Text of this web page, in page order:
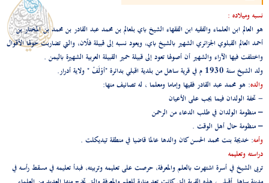
نسبه وميلاده :
هو العالم ابن العلماء والفقيه ابن الفقهاء الشيخ باي بلعالم بن محمد عبد القادر بن محمد بن المختار بن
أحمد العالم القبلوي الجزائري الشهير بالشيخ باي، ويعود نسبه إلى قبيلة فلّان، والتي تضاربت حولها الأقوال
واختلفت فيها الآراء والشهير أن أصولها تعود إلى قبيلة حمير القبيلة العربية الشهيرة باليمن .
ولد الشيخ سنة 1930 م في قرية ساهل من بلدية اقبلي بدائرة "أوْلَفْ " ولاية أدرار.
والده: هو محمد عبد القادر فقيها وإماما ومعلما ، له تصانيف منها:
- تحفة الولدان فيما يجب على الأعيان
– منظومة الولدان في طلب الدعاء من الرحمن
– منظومة حال أهل الوقت .
وأمه: خديجة بنت محمد الحسن كان والدها عالما قاضيا في منطقة تيديكلت .
دراسته وتعليمه
تربى الشيخ في أسرة اشتهرت بالعلم والمعرفة، حرصت على تعليمه وتربيته، فبدأ تعليمه في مسقط رأسه في